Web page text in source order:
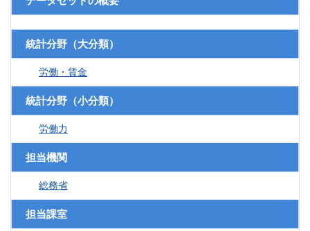
統計分野（大分類）
労働・賃金
統計分野（小分類）
労働力
担当機関
総務省
担当課室